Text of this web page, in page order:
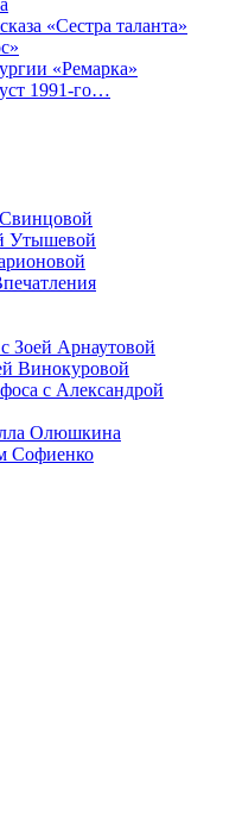
«Сестра таланта»
«Ремарка»
1991-го…
Утышевой
Зоей Арнаутовой
Винокуровой
с Александрой
Олюшкина
Софиенко